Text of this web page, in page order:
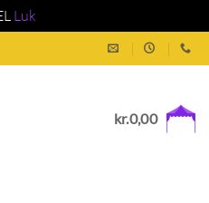
Luk
kr.0,00